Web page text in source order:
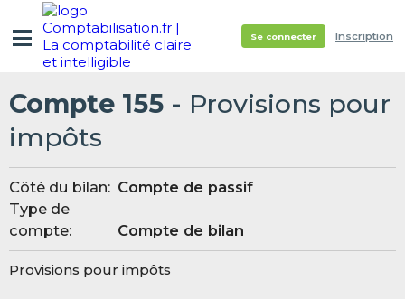
Se connecter Inscription
Compte 155 - Provisions pour
impôts
Côté du bilan: Compte de passif
Type de
compte:
Compte de bilan
Provisions pour impôts